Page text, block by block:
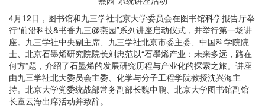
4月12日，图书馆和九三学社北京大学委员会在图书馆科学报告厅举
行“前沿科技&书香九三@燕园”系列讲座启动仪式，并举行第一场讲
座。九三学社中央副主席、九三学社北京市委主委、中国科学院院
士、北京石墨烯研究院院长刘忠范以“石墨烯产业：未来多远，路在
何方”题，介绍了石墨烯的发展研究历程与产业化的探索之旅。讲座
由九三学社北大委员会主委、化学与分子工程学院教授沈兴海主
持。北京大学党委统战部常务副部长魏中鹏、北京大学图书馆副馆
长童云海出席活动并致辞。